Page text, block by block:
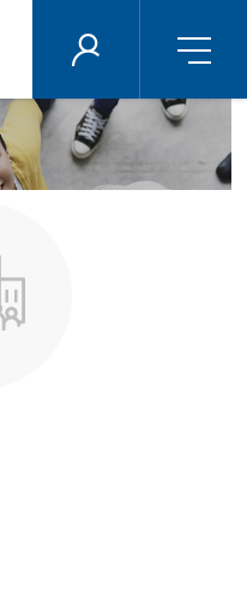
ÉNERGIE PLUS